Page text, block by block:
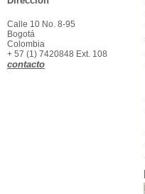
Calle 10 No. 8-95
Bogotá
Colombia
+ 57 (1) 7420848 Ext. 108
contacto